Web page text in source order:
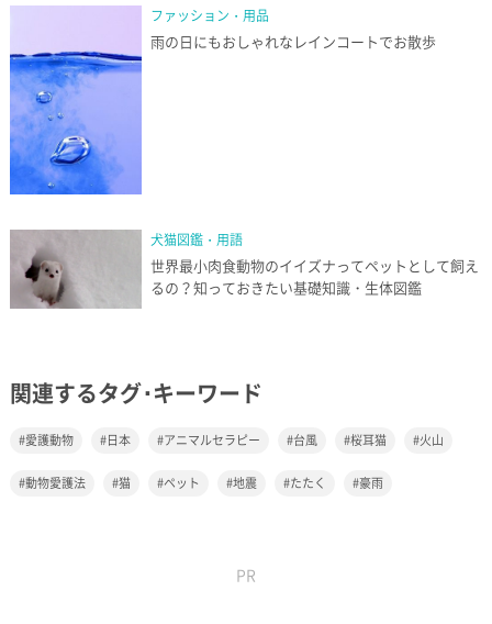
ファッション・用品
雨の日にもおしゃれなレインコートでお散歩
犬猫図鑑・用語
世界最小肉食動物のイイズナってペットとして飼え
るの？知っておきたい基礎知識・生体図鑑
関連するタグ･キーワード
愛護動物 日本 アニマルセラピー 台風 桜耳猫 火山
動物愛護法 猫 ペット 地震 たたく 豪雨
PR